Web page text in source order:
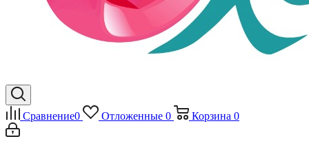
Сравнение0 Отложенные 0 Корзина 0